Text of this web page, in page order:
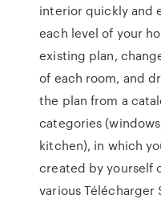
interior quickly and
each level of your
existing plan,
of each room, and
the plan from a
categories
kitchen), in which
created by yourself
various Télécharger